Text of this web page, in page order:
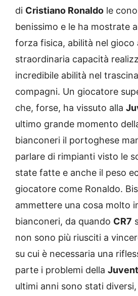
di Cristiano Ronaldo le
benissimo e le ha mostrate
forza fisica, abilità nel gioco
straordinaria capacità
incredibile abilità nel
compagni. Un giocatore
che, forse, ha vissuto alla
ultimo grande momento
bianconeri il portoghese
parlare di rimpianti visto le
state fatte e anche il peso
giocatore come Ronaldo.
ammettere una cosa molto
bianconeri, da quando CR7
non sono più riusciti a
su cui è necessaria una
parte i problemi della
ultimi anni sono stati diversi,